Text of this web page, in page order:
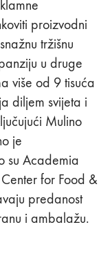
proizvodni
tržišnu
u druge
više od 9 tisuća
diljem svijeta i
Mulino
je
su Academia
for Food &
predanost
i ambalažu.